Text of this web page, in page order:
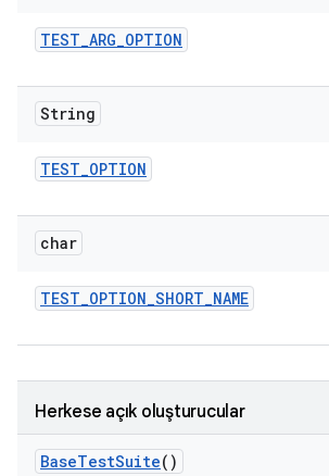
TEST_ARG_OPTION
String
TEST_OPTION
char
TEST_OPTION_SHORT_NAME
Herkese açık oluşturucular
BaseTestSuite()